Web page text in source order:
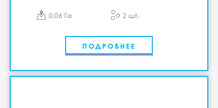
0,06 Га 2 шт.
ПОДРОБНЕЕ